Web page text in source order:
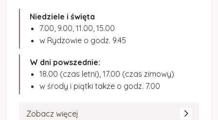
Niedziele i święta
7.00, 9.00, 11.00, 15.00
w Rydzowie o godz. 9.45
W dni powszednie:
18.00 (czas letni), 17.00 (czas zimowy)
w środy i piątki także o godz. 7.00
Zobacz więcej